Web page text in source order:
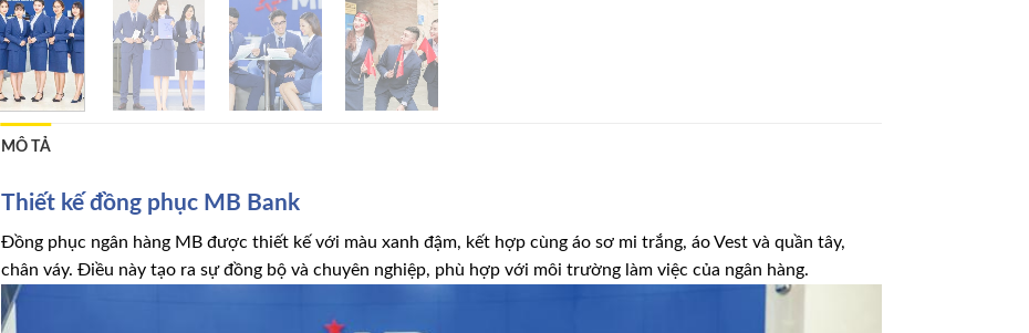
MÔ TẢ
Thiết kế đồng phục MB Bank
Đồng phục ngân hàng MB được thiết kế với màu xanh đậm, kết hợp cùng áo sơ mi trắng, áo Vest và quần tây,
chân váy. Điều này tạo ra sự đồng bộ và chuyên nghiệp, phù hợp với môi trường làm việc của ngân hàng.